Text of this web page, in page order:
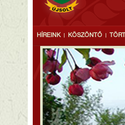
HÍREINK KÖSZÖNTŐ